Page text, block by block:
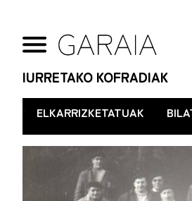
IURRETAKO KOFRADIAK
. ELKARRIZKETATUAK